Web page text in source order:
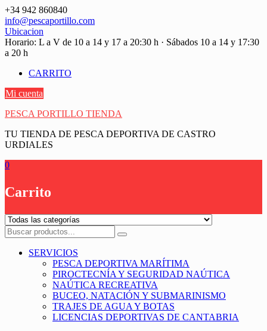
Saltar
contenido
+34 942 860840
info@pescaportillo.com
Ubicacion
Horario: L a V de 10 a 14 y 17 a 20:30 h · Sábados 10 a 14 y 17:30
a 20 h
CARRITO
Mi cuenta
PESCA PORTILLO TIENDA
TU TIENDA DE PESCA DEPORTIVA DE CASTRO
URDIALES
0
Carrito
SERVICIOS
PESCA DEPORTIVA MARÍTIMA
PIROCTECNÍA Y SEGURIDAD NAÚTICA
NAÚTICA RECREATIVA
BUCEO, NATACIÓN Y SUBMARINISMO
TRAJES DE AGUA Y BOTAS
LICENCIAS DEPORTIVAS DE CANTABRIA